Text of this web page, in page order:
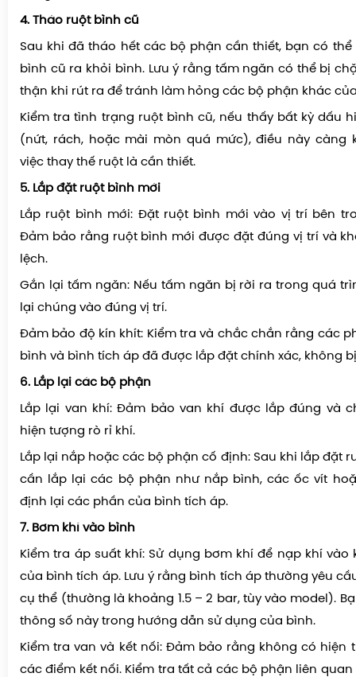
4. Tháo ruột bình cũ
Sau khi đã tháo hết các bộ phận cần thiết, bạn có
bình cũ ra khỏi bình. Lưu ý rằng tấm ngăn có thể bị
thận khi rút ra để tránh làm hỏng các bộ phận khác
Kiểm tra tình trạng ruột bình cũ, nếu thấy bất kỳ dấu
(nứt, rách, hoặc mài mòn quá mức), điều này càng
việc thay thế ruột là cần thiết.
5. Lắp đặt ruột bình mới
Lắp ruột bình mới: Đặt ruột bình mới vào vị trí bên
Đảm bảo rằng ruột bình mới được đặt đúng vị trí và
lệch.
Gắn lại tấm ngăn: Nếu tấm ngăn bị rời ra trong quá
lại chúng vào đúng vị trí.
Đảm bảo độ kín khít: Kiểm tra và chắc chắn rằng các
bình và bình tích áp đã được lắp đặt chính xác, không
6. Lắp lại các bộ phận
Lắp lại van khí: Đảm bảo van khí được lắp đúng và
hiện tượng rò rỉ khí.
Lắp lại nắp hoặc các bộ phận cố định: Sau khi lắp đặt
cần lắp lại các bộ phận như nắp bình, các ốc vít
định lại các phần của bình tích áp.
7. Bơm khí vào bình
Kiểm tra áp suất khí: Sử dụng bơm khí để nạp khí vào
của bình tích áp. Lưu ý rằng bình tích áp thường yêu
cụ thể (thường là khoảng 1.5 – 2 bar, tùy vào model).
thông số này trong hướng dẫn sử dụng của bình.
Kiểm tra van và kết nối: Đảm bảo rằng không có hiện
các điểm kết nối. Kiểm tra tất cả các bộ phận liên